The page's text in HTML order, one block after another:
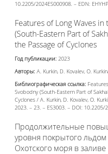
10.2205/2024ES000908. – EDN:
Features of Long Waves
(South-Eastern Part of
the Passage of Cyclones
Год публикации: 2023
Авторы: A. Kurkin, D. Kovalev, O.
Библиографическая ссылка:
Svobodny (South-Eastern Part of
Cyclones / A. Kurkin, D. Kovalev, O.
2023. – 23. – ES3003. – DOI: 10.2205/
Продолжительные
уровня покрытого
Охотского моря в